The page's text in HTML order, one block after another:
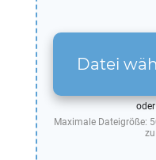
Datei
Maximale Dateigröße: